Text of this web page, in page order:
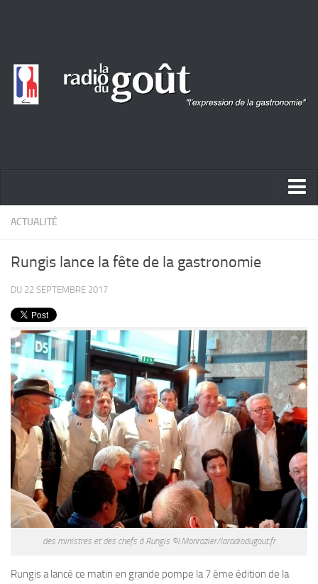
ACTUALITÉ
PORTRAITS
PRODUITS
RECETTES
Entrées
Plats
Desserts
Sauces
ACTUALITÉ
Rungis lance la fête de la gastronomie
DU 22 SEPTEMBRE 2017
des ministres et des chefs à Rungis ©I.Monrozier/laradiodugout.fr
Rungis a lancé ce matin en grande pompe la 7 ème édition de la